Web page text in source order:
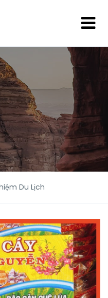
Du Lịch